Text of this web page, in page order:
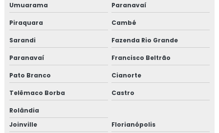
Umuarama Paranavaí
Piraquara Cambé
Sarandi Fazenda Rio Grande
Paranavaí Francisco Beltrão
Pato Branco Cianorte
Telêmaco Borba Castro
Rolândia
Joinville
Florianópolis